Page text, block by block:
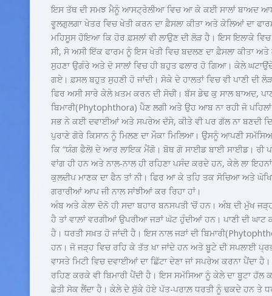
ਇਸ ਤੱਥ ਦੀ ਸਮਝ ਮੈਨੂੰ ਆਸਟ੍ਰੇਲੀਆ ਵਿਚ ਆ ਕੇ ਕਈ ਸਾਲਾਂ ਬਾਅਦ
ਵੂਲਗੁਲਗਾ ਖੇਤਰ ਵਿਚ ਖੇਤੀ ਕਰਨ ਦਾ ਫ਼ੈਸਲਾ ਕੀਤਾ ਅਤੇ ਕੇਲਿਆਂ ਦਾ
ਮਹਿਸੂਸ ਹੋਇਆ ਕਿ ਹੋਰ ਫ਼ਸਲਾਂ ਵੀ ਲਾਉਣ ਦੀ ਲੋੜ ਹੈ। ਇਸ ਇਲਾਕੇ ਵਿਚ
ਸੀ, ਸੋ ਅਸੀ ਇੱਕ ਫਾਰਮ ਨੂੰ ਇਸ ਖੇਤੀ ਵਿਚ ਬਦਲਣ ਦਾ ਫ਼ੈਸਲਾ ਕੀਤਾ
ਸੁਹਣਾ ਉਗੰਰੇ ਅਤੇ ਦੋ ਸਾਲਾਂ ਵਿਚ ਹੀ ਬਹੁਤ ਫਲਾਰ ਹੋ ਗਿਆ। ਕੇਲੇ
ਗਏ। ਫ਼ਸਲ ਬਹੁਤ ਸੁਹਣੀ ਹੋ ਜਾਂਦੀ। ਸੋਕੇ ਦੇ ਹਾਲਤਾਂ ਵਿਚ ਵੀ ਪਾਣੀ ਦੀ
ਫਿਰ ਅਸੀ ਸਾਰੇ ਕੇਲੇ ਖ਼ਤਮ ਕਰਨ ਦੀ ਸੋਚੀ। ਬੱਸ ਡੇਢ ਕੁ ਸਾਲ ਬਾਅਦ,
ਬਿਮਾਰੀ(Phytophthora) ਪੈਣ ਲਗੀ ਅਤੇ ਉਹ ਆਬ ਨਾ ਰਹੀ ਜੋ
ਸਭ ਨੇ ਕਈ ਦਵਾਈਆਂ ਅਤੇ ਸਪਰੇਅ ਦੱਸੇ, ਕੀਤੇ ਵੀ ਪਰ ਗੱਲ ਨਾ ਬਣਦੀ
ਪੁਰਾਣੇ ਗੋਰੇ ਕਿਸਾਨ ਨੂੰ ਮਿਲਣ ਦਾ ਮੌਕਾ ਮਿਲਿਆ। ਉਸਨੂੰ ਆਪਣੀ ਸਮੱਸਿਆ
ਕਿ “ਯੰਗ ਫੈਲੋ! ਦੇ ਆਰ ਲਾਇਕ ਮੈਂਗੋ। ਬੋਥ ਗੋ ਸਾਈਡ ਬਾਈ ਸਾਈਡ। ਰੀ
ਵਾਂਗ ਹੀ ਹਨ ਅਤੇ ਨਾਲ-ਨਾਲ ਹੀ ਰਹਿਣਾ ਪਸੰਦ ਕਰਦੇ ਹਨ, ਕੇਲੇ ਲਾ
ਕੁਲਦੀਪ ਮਾਣਕ ਦਾ ਫੈਨ ਤਾਂ ਨੀ। ਫਿਰ ਆ ਕੇ ਤਹਿ ਤਕ ਸੋਚਿਆ ਅਤੇ
ਗਰਾਰੀਆਂ ਆਪ ਜੀ ਨਾਲ ਸਾਂਝੀਆਂ ਕਰ ਰਿਹਾ ਹਾਂ।
ਅੰਬ ਅਤੇ ਕੇਲਾ ਦੋਨੋ ਹੀ ਸਦਾ ਬਹਾਰ ਬਨਸਪਤੀ ‘ਚੋਂ ਹਨ। ਅੰਬ ਦੀ ਮੁੱਖ
ਹੈ ਤਾਂ ਵਾਲ਼ਾਂ ਵਰਗੀਆਂ ਉਪਰੀਆ ਜੜਾਂ ਘੱਟ ਹੁੰਦੀਆਂ ਹਨ। ਪਾਣੀ ਦੀ ਘਾਟ
ਹੈ। ਧਰਤੀ ਸਖ਼ਤ ਹੋ ਜਾਂਦੀ ਹੈ। ਇਸ ਨਾਲ ਜੜਾਂ ਦੀ
ਹਨ। ਜੋ ਜੜ੍ਹ ਵਿਚ ਰਹਿ ਕੇ ਤੱਤ ਖਾ ਜਾਂਦੇ ਹਨ ਅਤੇ ਬੂਟੇ ਦੀ ਸਪਲਾਈ
ਵਾਸਤੇ ਮਿਟੀ ਵਿਚ ਦਵਾਈਆਂ ਦਾ ਛਿੱਟਾ ਦੇਣਾ ਜਾਂ ਸਪਰੇਅ ਕਰਨਾ ਪੈਂਦਾ
ਰਹਿਣ ਕਰਕੇ ਵੀ ਬਿਮਾਰੀ ਪੈਂਦੀ ਹੈ। ਇਸ ਸਮੱਸਿਆ ਨੂੰ ਕੇਲੇ ਦਾ ਬੂਟਾ ਹੱਲ
ਛੇਤੀ ਸੋਕ ਲੈਂਦਾ ਹੈ। ਕੇਲੇ ਦੇ ਸੁੱਕੇ ਹੋਏ ਪੱਤ-ਪਰਾਲ਼ ਧਰਤੀ ਨੂੰ ਢਕਦੇ ਹਨ ਤੇ